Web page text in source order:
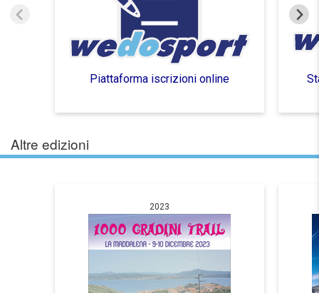
Piattaforma iscrizioni online
Altre edizioni
2023